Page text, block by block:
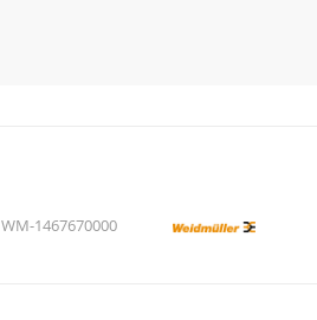
WM-1467670000